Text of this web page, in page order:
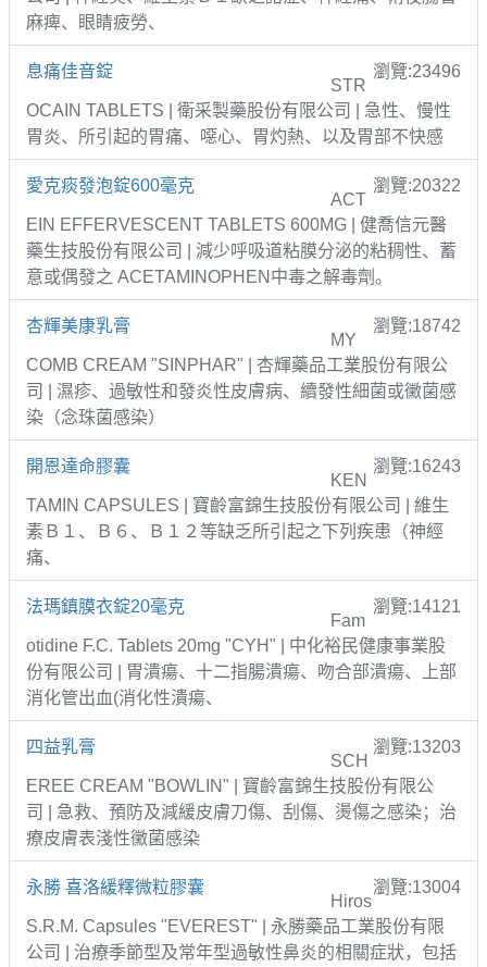
麻痺、眼睛疲勞、
息痛佳音錠 瀏覽:23496
STR
OCAIN TABLETS | 衛采製藥股份有限公司 | 急性、慢性
胃炎、所引起的胃痛、噁心、胃灼熱、以及胃部不快感
愛克痰發泡錠600毫克 瀏覽:20322
ACT
EIN EFFERVESCENT TABLETS 600MG | 健喬信元醫
藥生技股份有限公司 | 減少呼吸道粘膜分泌的粘稠性、蓄
意或偶發之 ACETAMINOPHEN中毒之解毒劑。
杏輝美康乳膏 瀏覽:18742
MY
COMB CREAM "SINPHAR" | 杏輝藥品工業股份有限公
司 | 濕疹、過敏性和發炎性皮膚病、續發性細菌或黴菌感
染（念珠菌感染）
開恩達命膠囊 瀏覽:16243
KEN
TAMIN CAPSULES | 寶齡富錦生技股份有限公司 | 維生
素Ｂ１、Ｂ６、Ｂ１２等缺乏所引起之下列疾患（神經
痛、
法瑪鎮膜衣錠20毫克 瀏覽:14121
Fam
otidine F.C. Tablets 20mg "CYH" | 中化裕民健康事業股
份有限公司 | 胃潰瘍、十二指腸潰瘍、吻合部潰瘍、上部
消化管出血(消化性潰瘍、
四益乳膏 瀏覽:13203
SCH
EREE CREAM "BOWLIN" | 寶齡富錦生技股份有限公
司 | 急救、預防及減緩皮膚刀傷、刮傷、燙傷之感染；治
療皮膚表淺性黴菌感染
永勝 喜洛緩釋微粒膠囊 瀏覽:13004
Hiros
S.R.M. Capsules "EVEREST" | 永勝藥品工業股份有限
公司 | 治療季節型及常年型過敏性鼻炎的相關症狀，包括